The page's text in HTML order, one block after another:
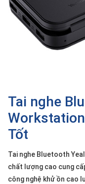
Tai nghe
Workstation
Tốt
Tai nghe Bluetooth
chất lượng cao cung
công nghệ khử ồn cao
SP
khác
pháp
Dịch
vụ
Hỗ
Tin